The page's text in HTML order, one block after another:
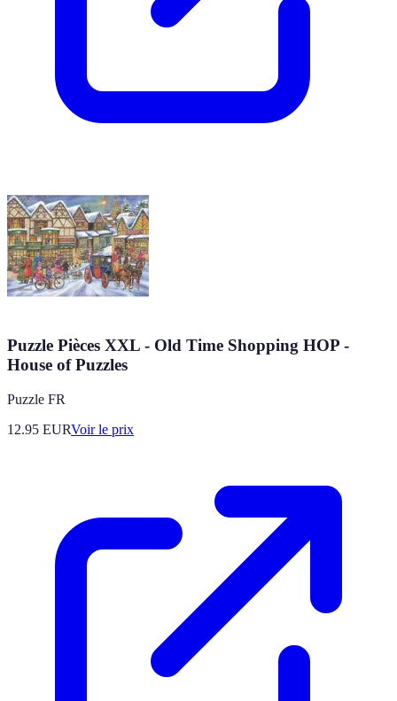
Puzzle Pièces XXL - Old Time Shopping HOP -
House of Puzzles
Puzzle FR
12.95 EURVoir le prix